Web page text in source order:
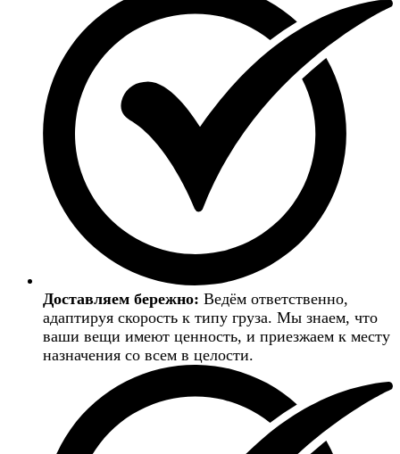
Доставляем бережно: Ведём ответственно,
адаптируя скорость к типу груза. Мы знаем, что
ваши вещи имеют ценность, и приезжаем к месту
назначения со всем в целости.